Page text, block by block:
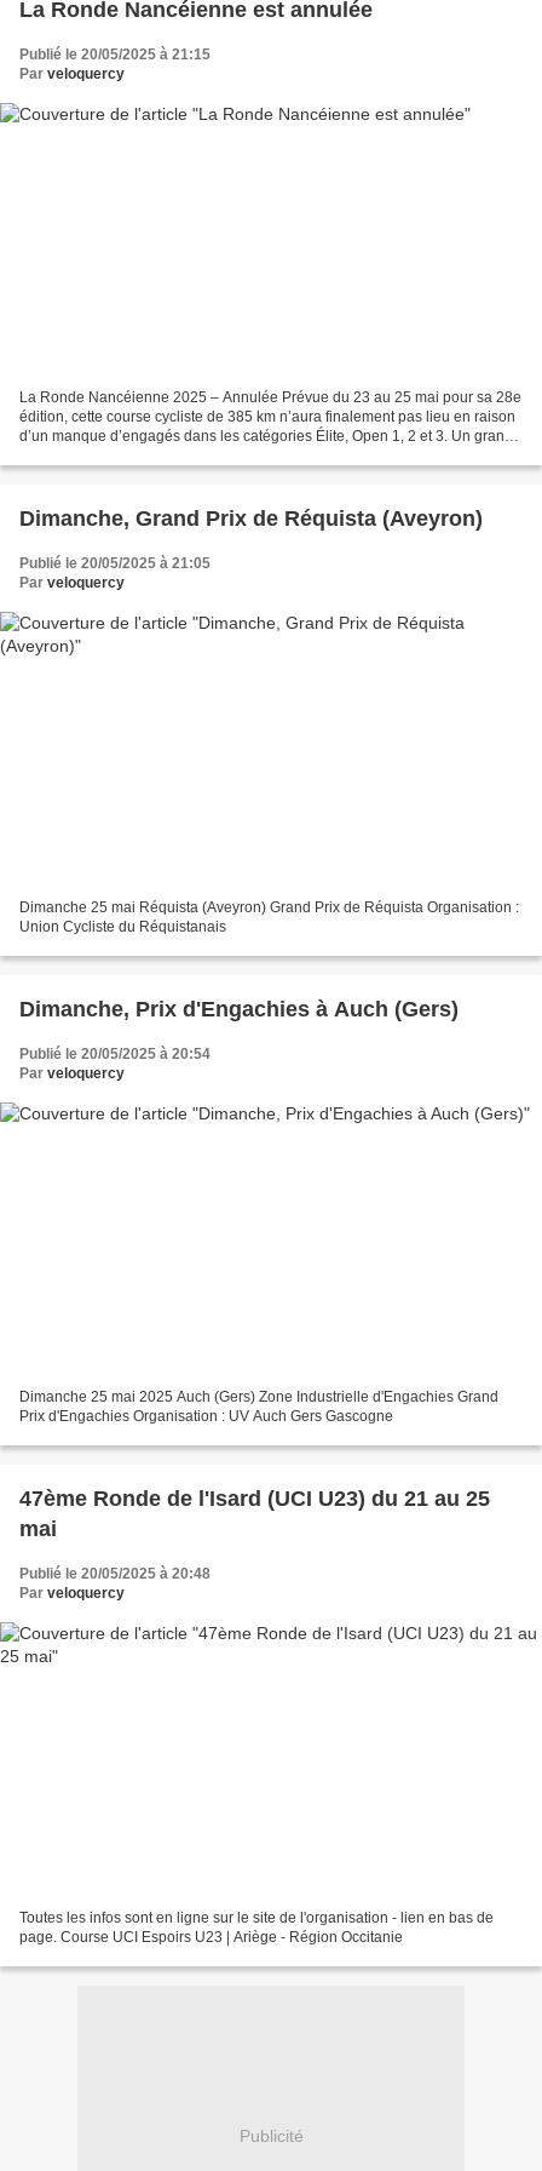
La Ronde Nancéienne est annulée
Publié le 20/05/2025 à 21:15
Par veloquercy
La Ronde Nancéienne 2025 – Annulée Prévue du 23 au 25 mai pour sa 28e
édition, cette course cycliste de 385 km n’aura finalement pas lieu en raison
d’un manque d’engagés dans les catégories Élite, Open 1, 2 et 3. Un grand
Dimanche, Grand Prix de Réquista (Aveyron)
Publié le 20/05/2025 à 21:05
Par veloquercy
Dimanche 25 mai Réquista (Aveyron) Grand Prix de Réquista Organisation :
Union Cycliste du Réquistanais
Dimanche, Prix d'Engachies à Auch (Gers)
Publié le 20/05/2025 à 20:54
Par veloquercy
Dimanche 25 mai 2025 Auch (Gers) Zone Industrielle d'Engachies Grand
Prix d'Engachies Organisation : UV Auch Gers Gascogne
47ème Ronde de l'Isard (UCI U23) du 21 au 25
mai
Publié le 20/05/2025 à 20:48
Par veloquercy
Toutes les infos sont en ligne sur le site de l'organisation - lien en bas de
page. Course UCI Espoirs U23 | Ariège - Région Occitanie
Publicité